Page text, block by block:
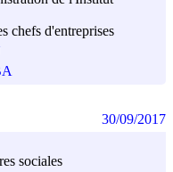
chefs d'entreprises
sociales
30/09/2017